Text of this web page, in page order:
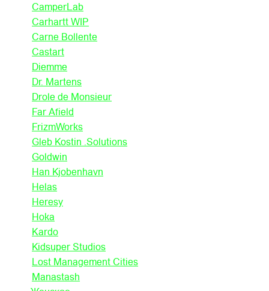
CamperLab
Carhartt WIP
Carne Bollente
Castart
Diemme
Dr. Martens
Drole de Monsieur
Far Afield
FrizmWorks
Gleb Kostin .Solutions
Goldwin
Han Kjobenhavn
Helas
Heresy
Hoka
Kardo
Kidsuper Studios
Lost Management Cities
Manastash